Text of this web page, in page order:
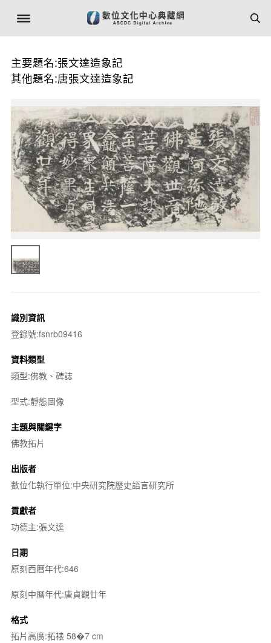
主要題名:張文達造象記
其他題名:唐張文達造象記
識別資訊
登錄號:fsnrb09416
資料類型
類型:佛教、碑誌
型式:靜態圖像
主題與關鍵字
佛教拓片
出版者
數位化執行單位:中央研究院歷史語言研究所
貢獻者
功德主:張文達
日期
原刻西曆年代:646
原刻中曆年代:唐貞觀廿年
格式
拓片高廣:拓裱 58�7 cm